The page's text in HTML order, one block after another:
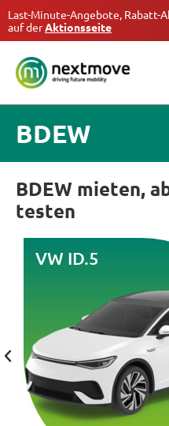
Last-Minute-Angebote, Rabatt-
auf derAktionsseite
BDEW
BDEW mieten,
testen
VW ID.5